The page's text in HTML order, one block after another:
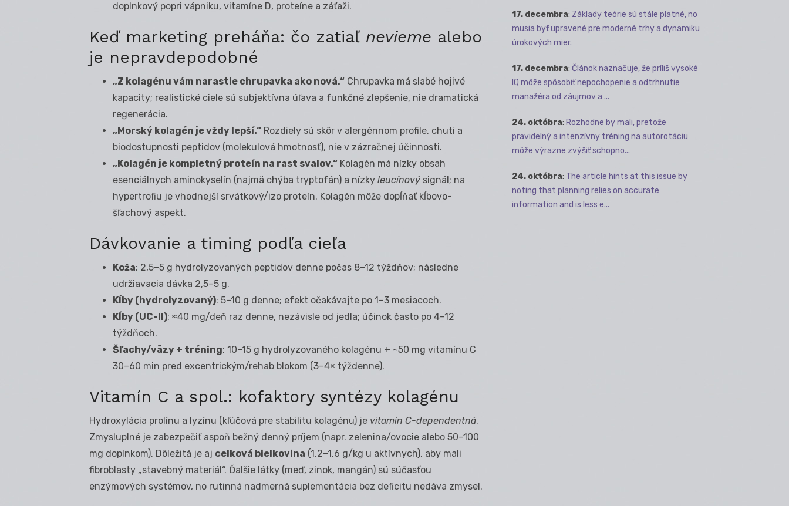
doplnkový popri vápniku, vitamíne D, proteíne a záťaži.
Keď marketing preháňa: čo zatiaľ nevieme alebo
je nepravdepodobné
„Z kolagénu vám narastie chrupavka ako nová.“ Chrupavka má slabé hojivé
kapacity; realistické ciele sú subjektívna úľava a funkčné zlepšenie, nie dramatická
regenerácia.
„Morský kolagén je vždy lepší.“ Rozdiely sú skôr v alergénnom profile, chuti a
biodostupnosti peptidov (molekulová hmotnosť), nie v zázračnej účinnosti.
„Kolagén je kompletný proteín na rast svalov.“ Kolagén má nízky obsah
esenciálnych aminokyselín (najmä chýba tryptofán) a nízky leucínový signál; na
hypertrofiu je vhodnejší srvátkový/izo proteín. Kolagén môže dopĺňať kĺbovo-
šľachový aspekt.
Dávkovanie a timing podľa cieľa
Koža: 2,5–5 g hydrolyzovaných peptidov denne počas 8–12 týždňov; následne
udržiavacia dávka 2,5–5 g.
Kĺby (hydrolyzovaný): 5–10 g denne; efekt očakávajte po 1–3 mesiacoch.
Kĺby (UC-II): ≈40 mg/deň raz denne, nezávisle od jedla; účinok často po 4–12
týždňoch.
Šľachy/väzy + tréning: 10–15 g hydrolyzovaného kolagénu + ~50 mg vitamínu C
30–60 min pred excentrickým/rehab blokom (3–4× týždenne).
Vitamín C a spol.: kofaktory syntézy kolagénu
Hydroxylácia prolínu a lyzínu (kľúčová pre stabilitu kolagénu) je vitamín C-dependentná.
Zmysluplné je zabezpečiť aspoň bežný denný príjem (napr. zelenina/ovocie alebo 50–100
mg doplnkom). Dôležitá je aj celková bielkovina (1,2–1,6 g/kg u aktívnych), aby mali
fibroblasty „stavebný materiál“. Ďalšie látky (meď, zinok, mangán) sú súčasťou
enzýmových systémov, no rutinná nadmerná suplementácia bez deficitu nedáva zmysel.
17. decembra: Základy teórie sú stále platné, no
musia byť upravené pre moderné trhy a dynamiku
úrokových mier.
17. decembra: Článok naznačuje, že príliš vysoké
IQ môže spôsobiť nepochopenie a odtrhnutie
manažéra od záujmov a ...
24. októbra: Rozhodne by mali, pretože
pravidelný a intenzívny tréning na autorotáciu
môže výrazne zvýšiť schopno...
24. októbra: The article hints at this issue by
noting that planning relies on accurate
information and is less e...